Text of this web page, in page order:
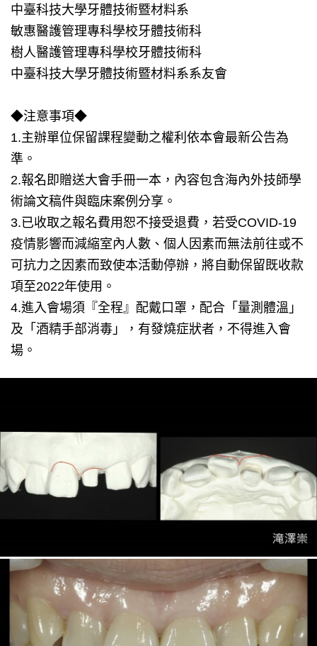
中臺科技大學牙體技術暨材料系
敏惠醫護管理專科學校牙體技術科
樹人醫護管理專科學校牙體技術科
中臺科技大學牙體技術暨材料系系友會
◆注意事項◆
1.主辦單位保留課程變動之權利依本會最新公告為
準。
2.報名即贈送大會手冊一本，內容包含海內外技師學
術論文稿件與臨床案例分享。
3.已收取之報名費用恕不接受退費，若受COVID-19
疫情影響而減縮室內人數、個人因素而無法前往或不
可抗力之因素而致使本活動停辦，將自動保留既收款
項至2022年使用。
4.進入會場須『全程』配戴口罩，配合「量測體溫」
及「酒精手部消毒」，有發燒症狀者，不得進入會
場。